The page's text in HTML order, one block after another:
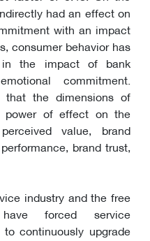
had an effect on
with an impact
consumer behavior has
the impact of bank
commitment.
the dimensions of
power of effect on the
value, brand
brand trust,
industry and the free
forced service
continuously upgrade